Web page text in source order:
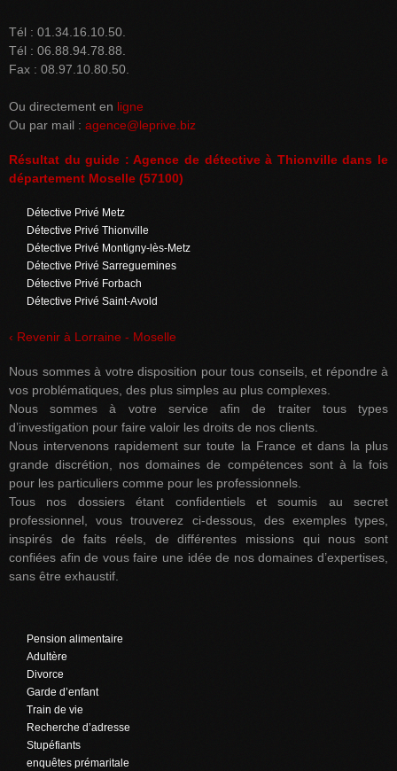
Tél : 01.34.16.10.50.
Tél : 06.88.94.78.88.
Fax : 08.97.10.80.50.
Ou directement en ligne
Ou par mail : agence@leprive.biz
Résultat du guide : Agence de détective à Thionville dans le
département Moselle (57100)
Détective Privé Metz
Détective Privé Thionville
Détective Privé Montigny-lès-Metz
Détective Privé Sarreguemines
Détective Privé Forbach
Détective Privé Saint-Avold
‹ Revenir à Lorraine - Moselle
Nous sommes à votre disposition pour tous conseils, et répondre à
vos problématiques, des plus simples au plus complexes.
Nous sommes à votre service afin de traiter tous types
d’investigation pour faire valoir les droits de nos clients.
Nous intervenons rapidement sur toute la France et dans la plus
grande discrétion, nos domaines de compétences sont à la fois
pour les particuliers comme pour les professionnels.
Tous nos dossiers étant confidentiels et soumis au secret
professionnel, vous trouverez ci-dessous, des exemples types,
inspirés de faits réels, de différentes missions qui nous sont
confiées afin de vous faire une idée de nos domaines d’expertises,
sans être exhaustif.
Pension alimentaire
Adultère
Divorce
Garde d’enfant
Train de vie
Recherche d’adresse
Stupéfiants
enquêtes prémaritale